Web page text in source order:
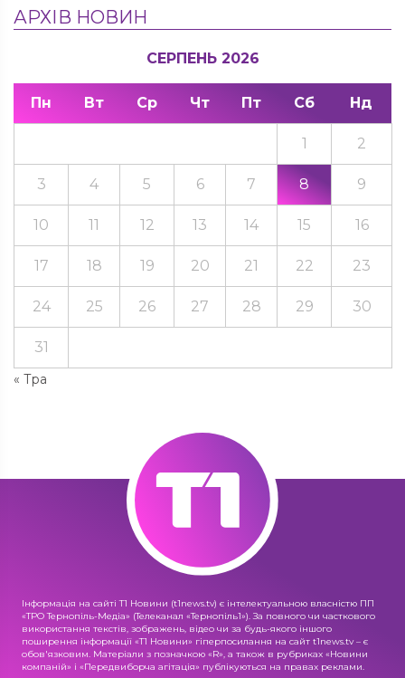
АРХІВ НОВИН
СЕРПЕНЬ 2026
Пн Вт Ср Чт Пт Сб Нд
« Тра
1 2
3 4 5 6 7 8 9
10 11 12 13 14 15 16
17 18 19 20 21 22 23
24 25 26 27 28 29 30
31
Інформація на сайті Т1 Новини (t1news.tv) є інтелектуальною власністю ПП
«ТРО Тернопіль-Медіа» (Телеканал «Тернопіль1»). За повного чи часткового
використання текстів, зображень, відео чи за будь-якого іншого
поширення інформації «Т1 Новини» гіперпосилання на сайт t1news.tv – є
обов'язковим. Матеріали з позначкою «R», а також в рубриках «Новини
компаній» і «Передвиборча агітація» публікуються на правах реклами.